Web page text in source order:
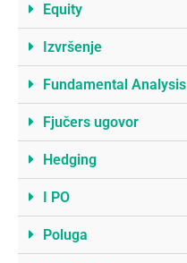
Equity
Izvršenje
Fundamental Analysis
Fjučers ugovor
Hedging
I PO
Poluga